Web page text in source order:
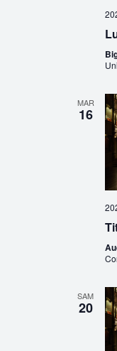
MAR
16
SAM
20